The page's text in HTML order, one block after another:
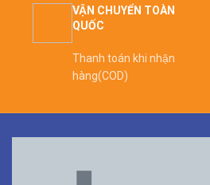
VẬN CHUYỂN TOÀN
QUỐC
Thanh toán khi nhận
hàng(COD)